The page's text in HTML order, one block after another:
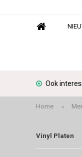
Ook
Home
Vinyl Platen